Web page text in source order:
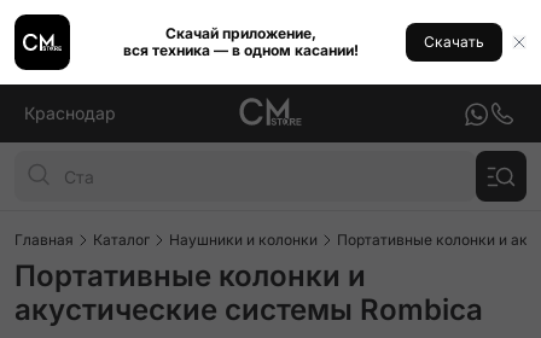
Скачай приложение,
вся техника — в одном касании!
Скачать
Краснодар
Главная Каталог Наушники и колонки Портативные колонки и
Портативные колонки и
акустические системы Rombica